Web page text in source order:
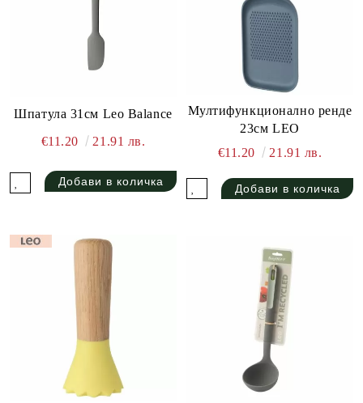
Шпатула 31см Leo Balance
€11.20 21.91 лв.
Мултифункционално ренде
23см LEO
€11.20
21.91 лв.